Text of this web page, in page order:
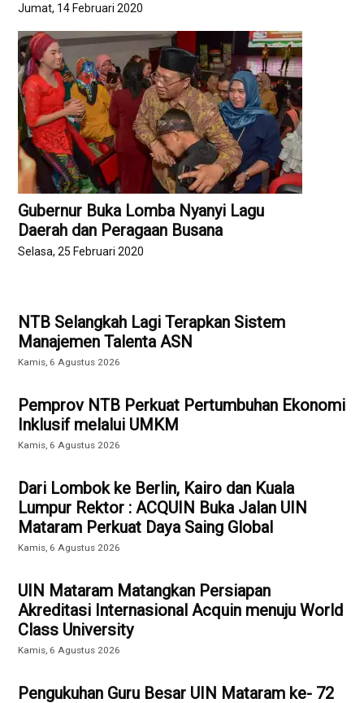
Jumat, 14 Februari 2020
Gubernur Buka Lomba Nyanyi Lagu
Daerah dan Peragaan Busana
Selasa, 25 Februari 2020
NTB Selangkah Lagi Terapkan Sistem
Manajemen Talenta ASN
Kamis, 6 Agustus 2026
Pemprov NTB Perkuat Pertumbuhan Ekonomi
Inklusif melalui UMKM
Kamis, 6 Agustus 2026
Dari Lombok ke Berlin, Kairo dan Kuala
Lumpur Rektor : ACQUIN Buka Jalan UIN
Mataram Perkuat Daya Saing Global
Kamis, 6 Agustus 2026
UIN Mataram Matangkan Persiapan
Akreditasi Internasional Acquin menuju World
Class University
Kamis, 6 Agustus 2026
Pengukuhan Guru Besar UIN Mataram ke- 72